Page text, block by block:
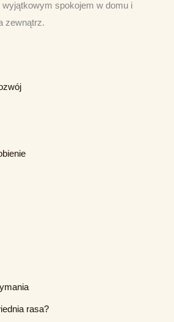
spokojem w domu i
zewnątrz.
rasa?